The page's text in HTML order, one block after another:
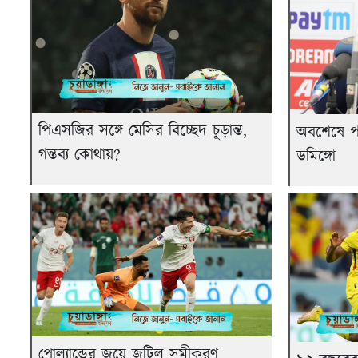
পিএসজির সঙ্গে মেসির বিচ্ছেদ চূড়ান্ত,
গন্তব্য কোথায়?
অবশেষে
ডমিঙ্গো